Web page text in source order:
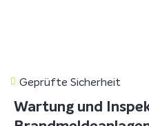
Geprüfte Sicherheit
Wartung und